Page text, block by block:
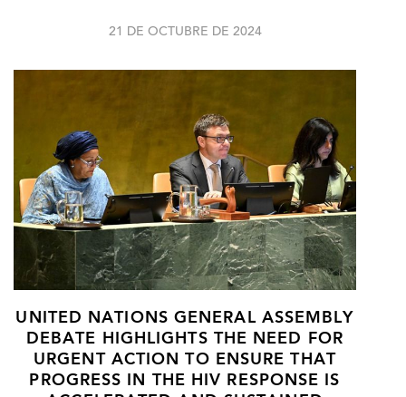
21 DE OCTUBRE DE 2024
UNITED NATIONS GENERAL ASSEMBLY
DEBATE HIGHLIGHTS THE NEED FOR
URGENT ACTION TO ENSURE THAT
PROGRESS IN THE HIV RESPONSE IS